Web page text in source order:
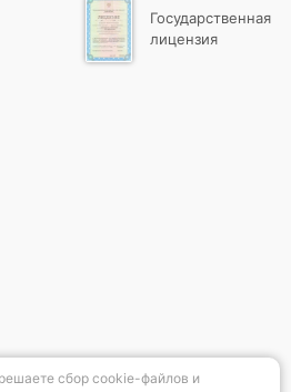
Государственная
лицензия
сбор cookie-файлов и